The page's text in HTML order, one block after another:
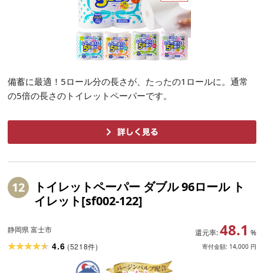
備蓄に最適！5ロール分の長さが、たったの1ロールに。通常
の5倍の長さのトイレットペーパーです。
12
トイレットペーパー ダブル 96ロール ト
イレット[sf002-122]
静岡県 富士市 還元率: 48.1 %
寄付金額: 14,000 円
4.6 (5218件)